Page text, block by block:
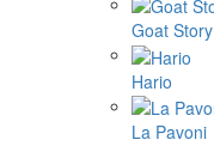
Goat Story
Hario
La Pavoni